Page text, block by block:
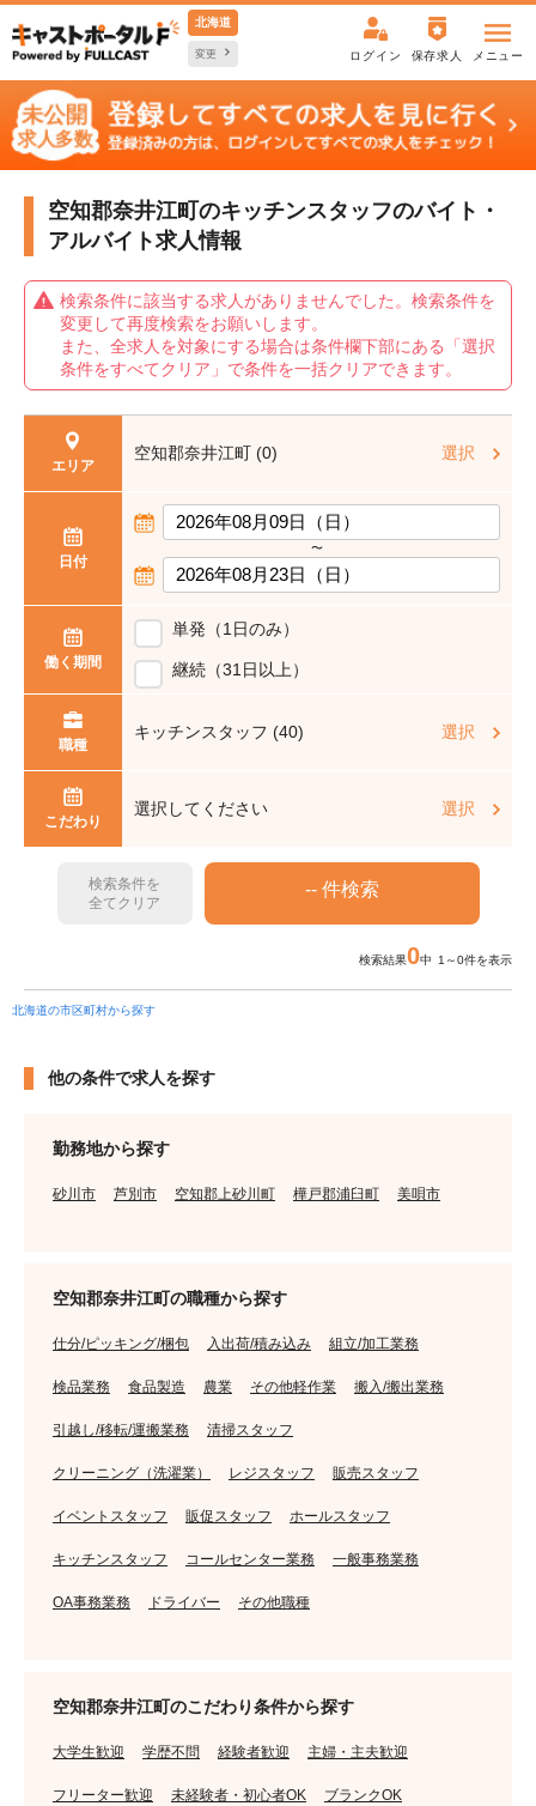
北海道
変更 ログイン 保存求人 メニュー
空知郡奈井江町のキッチンスタッフのバイト・
アルバイト求人情報
検索条件に該当する求人がありませんでした。検索条件を
変更して再度検索をお願いします。
また、全求人を対象にする場合は条件欄下部にある「選択
条件をすべてクリア」で条件を一括クリアできます。
エリア
空知郡奈井江町 (0) 選択
日付
〜
働く期間
単発（1日のみ）
継続（31日以上）
職種
キッチンスタッフ (40) 選択
こだわり
選択してください 選択
検索条件を
全てクリア
検索結果0中 1～0件を表示
北海道の市区町村から探す
他の条件で求人を探す
勤務地から探す
砂川市 芦別市 空知郡上砂川町 樺戸郡浦臼町 美唄市
空知郡奈井江町の職種から探す
仕分/ピッキング/梱包 入出荷/積み込み 組立/加工業務
検品業務 食品製造 農業 その他軽作業 搬入/搬出業務
引越し/移転/運搬業務 清掃スタッフ
クリーニング（洗濯業） レジスタッフ 販売スタッフ
イベントスタッフ 販促スタッフ ホールスタッフ
キッチンスタッフ コールセンター業務 一般事務業務
OA事務業務 ドライバー その他職種
空知郡奈井江町のこだわり条件から探す
大学生歓迎 学歴不問 経験者歓迎 主婦・主夫歓迎
フリーター歓迎 未経験者・初心者OK ブランクOK